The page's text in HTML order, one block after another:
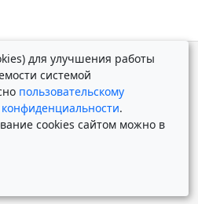
для улучшения работы
системой
пользовательскому
.
cookies сайтом можно в
— 2026.Старая версия